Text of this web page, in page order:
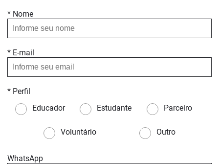
* Nome
* E-mail
* Perfil
Educador
Estudante Parceiro
Voluntário Outro
WhatsApp